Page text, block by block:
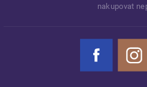
nakupovat
Facebook Instagram